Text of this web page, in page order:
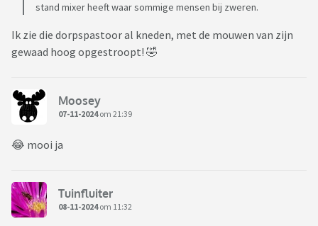
stand mixer heeft waar sommige mensen bij zweren.
Ik zie die dorpspastoor al kneden, met de mouwen van zijn
gewaad hoog opgestroopt! 🤣
Moosey
07-11-2024om 21:39
😂 mooi ja
Tuinfluiter
08-11-2024om 11:32